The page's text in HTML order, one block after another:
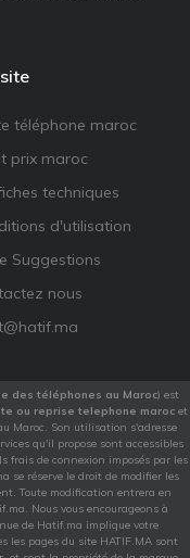
téléphone maroc
prix maroc
techniques
d'utilisation
Suggestions
nous
des téléphones au Maroc) est
ou reprise telephone marocet
Maroc. Son utilisation s'adresse
qu'il propose sont accessibles
frais de connexion imposés par les
se réserve le droit de modifier les
Toute modification entrera en
Nous vous encourageons à
de Hatif.ma implique votre
les pages du site HATIF.MA sont